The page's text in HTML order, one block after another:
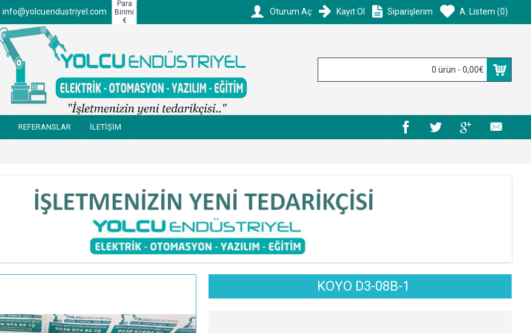
info@yolcuendustriyel.com
Para
Birimi
€
Oturum Aç Kayıt Ol Siparişlerim A. Listem (0)
0 ürün - 0,00€
REFERANSLAR İLETİŞİM
KOYO D3-08B-1